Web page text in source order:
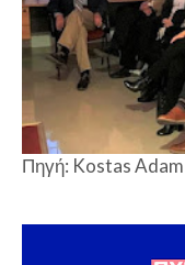
Πηγή: Kostas